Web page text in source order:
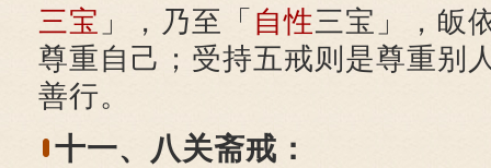
三宝 」，乃至「 自性三宝」，皈
尊重自己；受持五戒则是尊重别
善行。
十一、八关斋戒：